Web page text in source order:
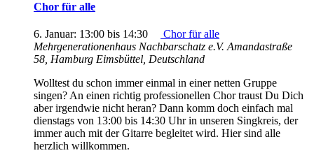
Chor für alle
6. Januar: 13:00 bis 14:30
Chor für alle
Mehrgenerationenhaus Nachbarschatz e.V. Amandastraße
58, Hamburg Eimsbüttel, Deutschland
Wolltest du schon immer einmal in einer netten Gruppe
singen? An einen richtig professionellen Chor traust Du Dich
aber irgendwie nicht heran? Dann komm doch einfach mal
dienstags von 13:00 bis 14:30 Uhr in unseren Singkreis, der
immer auch mit der Gitarre begleitet wird. Hier sind alle
herzlich willkommen.